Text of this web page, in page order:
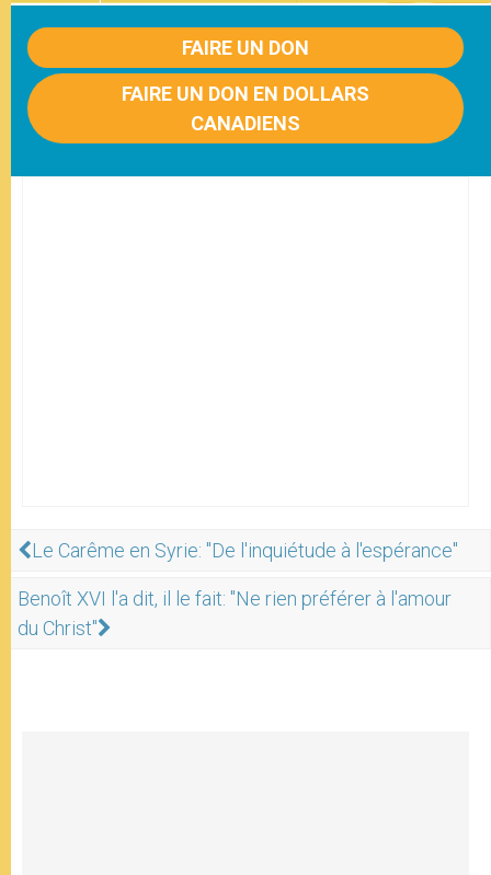
FAIRE UN DON
FAIRE UN DON EN DOLLARS
CANADIENS
Le Carême en Syrie: "De l'inquiétude à l'espérance"
Benoît XVI l'a dit, il le fait: "Ne rien préférer à l'amour
du Christ"